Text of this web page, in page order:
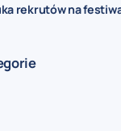
rekrutów na